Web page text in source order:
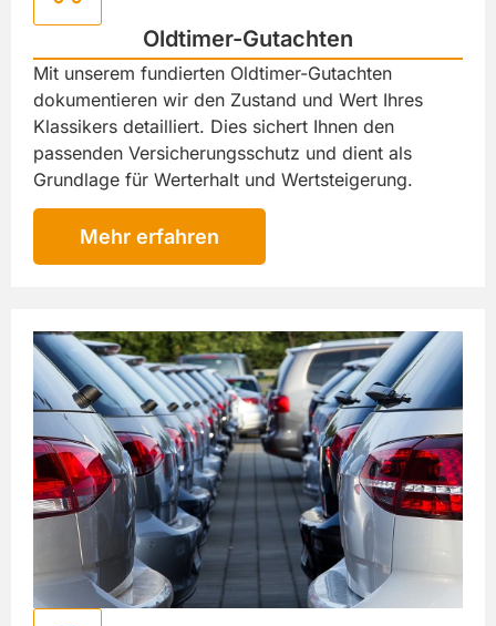
Oldtimer-Gutachten
Mit unserem fundierten Oldtimer-Gutachten
dokumentieren wir den Zustand und Wert Ihres
Klassikers detailliert. Dies sichert Ihnen den
passenden Versicherungsschutz und dient als
Grundlage für Werterhalt und Wertsteigerung.
Mehr erfahren